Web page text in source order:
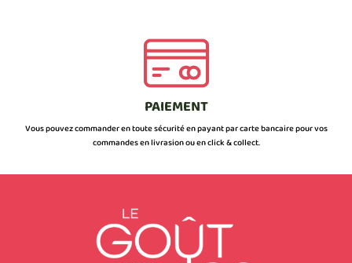
PAIEMENT
Vous pouvez commander en toute sécurité en payant par carte bancaire pour vos
commandes en livrasion ou en click & collect.